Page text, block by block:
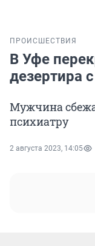
ПРОИСШЕСТВИЯ
В Уфе
дезертира
Мужчина
психиатру
2 августа 2023, 14:05